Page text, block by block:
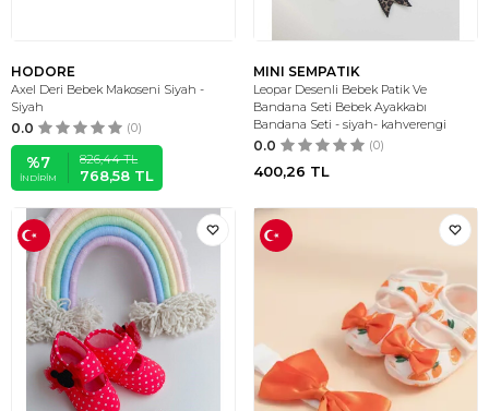
HODORE
Axel Deri Bebek Makoseni Siyah -
Siyah
0.0 (0)
%7
İNDIRIM
826,44TL
768,58 TL
MINI SEMPATIK
Leopar Desenli Bebek Patik Ve
Bandana Seti Bebek Ayakkabı
Bandana Seti - siyah- kahverengi
0.0 (0)
400,26 TL